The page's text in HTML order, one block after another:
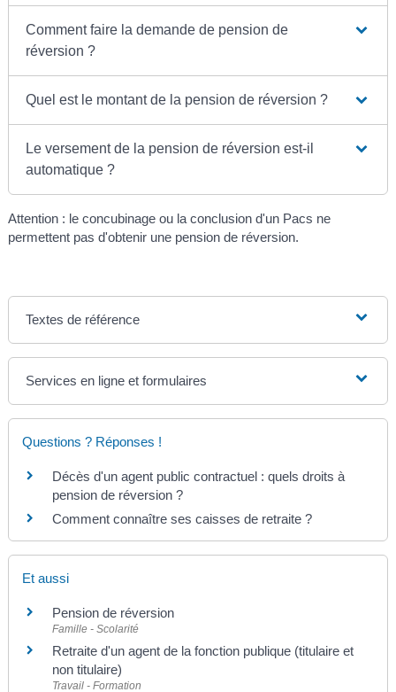
Comment faire la demande de pension de
réversion ?
Quel est le montant de la pension de réversion ?
Le versement de la pension de réversion est-il
automatique ?
Attention : le concubinage ou la conclusion d'un Pacs ne
permettent pas d'obtenir une pension de réversion.
Textes de référence
Services en ligne et formulaires
Questions ? Réponses !
Décès d'un agent public contractuel : quels droits à
pension de réversion ?
Comment connaître ses caisses de retraite ?
Et aussi
Pension de réversion
Famille - Scolarité
Retraite d'un agent de la fonction publique (titulaire et
non titulaire)
Travail - Formation